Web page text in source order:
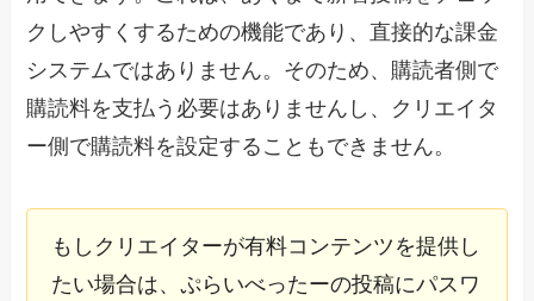
クしやすくするための機能であり、直接的な課金
システムではありません。そのため、購読者側で
購読料を支払う必要はありませんし、クリエイタ
ー側で購読料を設定することもできません。
もしクリエイターが有料コンテンツを提供し
たい場合は、ぷらいべったーの投稿にパスワ